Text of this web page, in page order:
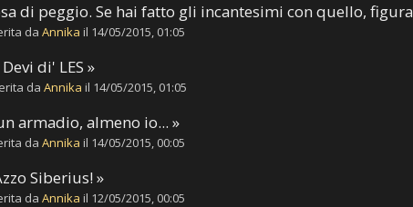
di peggio. Se hai fatto gli incantesimi con quello,
daAnnika il 14/05/2015, 01:05
Devi di' LES »
da Annika il 14/05/2015, 01:05
armadio, almeno io... »
daAnnika il 14/05/2015, 00:05
Siberius! »
daAnnika il 12/05/2015, 00:05